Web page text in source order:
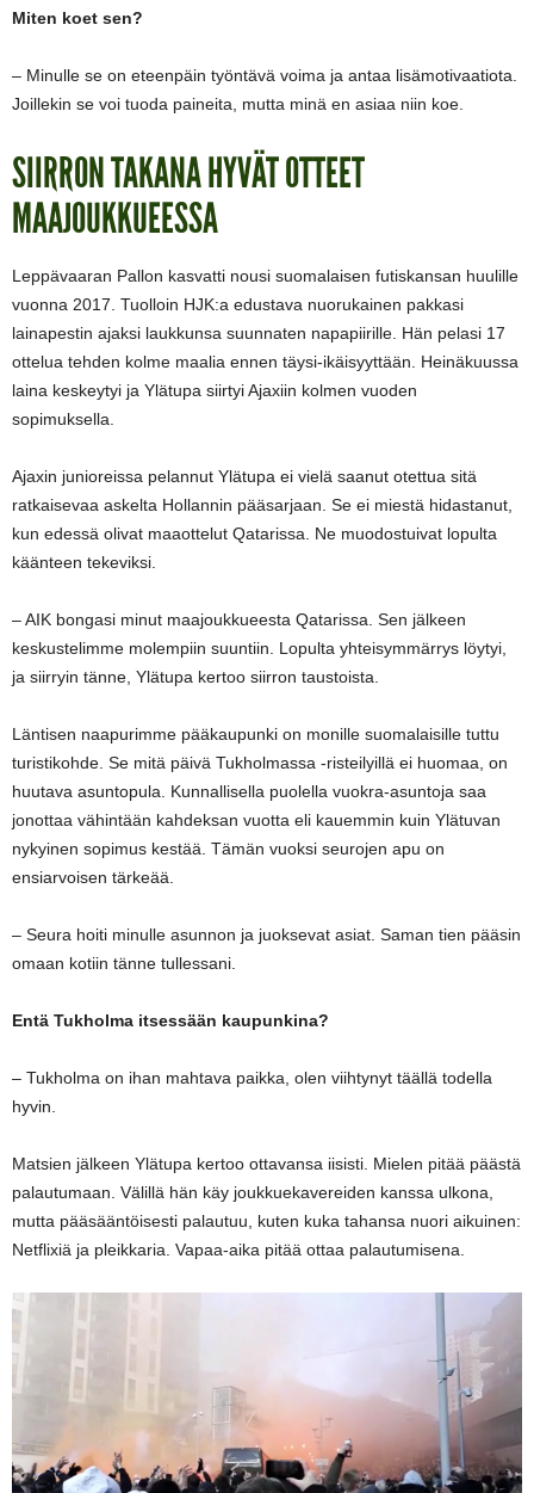
Miten koet sen?
– Minulle se on eteenpäin työntävä voima ja antaa lisämotivaatiota.
Joillekin se voi tuoda paineita, mutta minä en asiaa niin koe.
SIIRRON TAKANA HYVÄT OTTEET
MAAJOUKKUEESSA
Leppävaaran Pallon kasvatti nousi suomalaisen futiskansan huulille
vuonna 2017. Tuolloin HJK:a edustava nuorukainen pakkasi
lainapestin ajaksi laukkunsa suunnaten napapiirille. Hän pelasi 17
ottelua tehden kolme maalia ennen täysi-ikäisyyttään. Heinäkuussa
laina keskeytyi ja Ylätupa siirtyi Ajaxiin kolmen vuoden
sopimuksella.
Ajaxin junioreissa pelannut Ylätupa ei vielä saanut otettua sitä
ratkaisevaa askelta Hollannin pääsarjaan. Se ei miestä hidastanut,
kun edessä olivat maaottelut Qatarissa. Ne muodostuivat lopulta
käänteen tekeviksi.
– AIK bongasi minut maajoukkueesta Qatarissa. Sen jälkeen
keskustelimme molempiin suuntiin. Lopulta yhteisymmärrys löytyi,
ja siirryin tänne, Ylätupa kertoo siirron taustoista.
Läntisen naapurimme pääkaupunki on monille suomalaisille tuttu
turistikohde. Se mitä päivä Tukholmassa -risteilyillä ei huomaa, on
huutava asuntopula. Kunnallisella puolella vuokra-asuntoja saa
jonottaa vähintään kahdeksan vuotta eli kauemmin kuin Ylätuvan
nykyinen sopimus kestää. Tämän vuoksi seurojen apu on
ensiarvoisen tärkeää.
– Seura hoiti minulle asunnon ja juoksevat asiat. Saman tien pääsin
omaan kotiin tänne tullessani.
Entä Tukholma itsessään kaupunkina?
– Tukholma on ihan mahtava paikka, olen viihtynyt täällä todella
hyvin.
Matsien jälkeen Ylätupa kertoo ottavansa iisisti. Mielen pitää päästä
palautumaan. Välillä hän käy joukkuekavereiden kanssa ulkona,
mutta pääsääntöisesti palautuu, kuten kuka tahansa nuori aikuinen:
Netflixiä ja pleikkaria. Vapaa-aika pitää ottaa palautumisena.